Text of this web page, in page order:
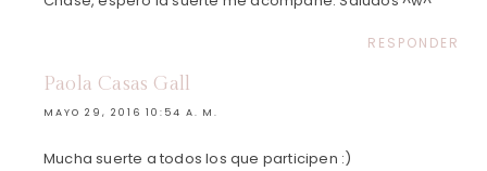
RESPONDER
Paola Casas Gall
MAYO 29, 2016 10:54 A. M.
Mucha suerte a todos los que participen :)